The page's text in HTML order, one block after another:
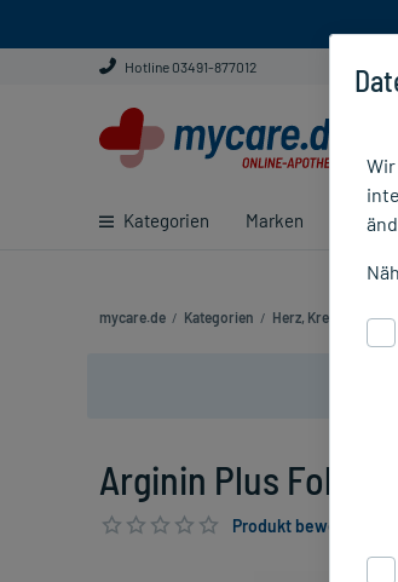
Hotline 03491-877012
Kategorien Marken
mycare.de / Kategorien / Herz, Kreislauf &
Arginin Plus
Produkt bewerten &